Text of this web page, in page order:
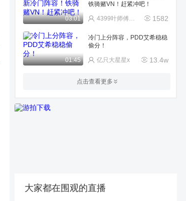
03:01
铁骑赌VN！赶紧冲吧！
1582
4399叶师傅_い
01:45
冷门上分阵容，PDD艾希稳稳
偷分！
13.4w
亿只大星星x
超级强的五费卡
00:55 森烁-伽岚
点击查看更多
大家都在围观的直播